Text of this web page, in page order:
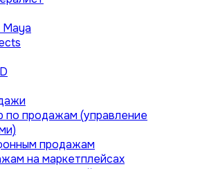
по продажам (управление
продажам
на маркетплейсах